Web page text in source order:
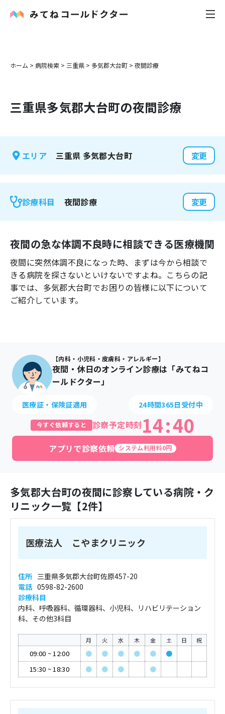
内科
花粉症
感染症
よくあるご質問
ホーム > 病院検索 > 三重県 > 多気郡大台町 > 夜間診療
三重県多気郡大台町の夜間診療
エリア 三重県 多気郡大台町 変更
診療科目 夜間診療 変更
夜間の急な体調不良時に相談できる医療機関
夜間に突然体調不良になった時、まずは今から相談で
きる病院を探さないといけないですよね。こちらの記
事では、 多気郡大台町でお困りの皆様に以下について
ご紹介しています。
【内科・小児科・皮膚科・アレルギー】
夜間・休日のオンライン診療は「みてねコ
ールドクター」
医療証・保険証適用 24時間365日受付中
今すぐ依頼すると 診察予定時刻14:40
アプリで診察依頼 システム利用料0円
多気郡大台町の夜間に診察している病院・ク
リニック一覧【2件】
医療法人 こやまクリニック
住所 三重県多気郡大台町佐原457-20
電話 0598-82-2600
診療科目
内科、呼吸器科、循環器科、小児科、リハビリテーション
科、その他3科目
月 火 水 木 金 土 日 祝
09:00 ~12:00 ● ● ● ● ●
●
15:30 ~18:30 ● ● ● ●